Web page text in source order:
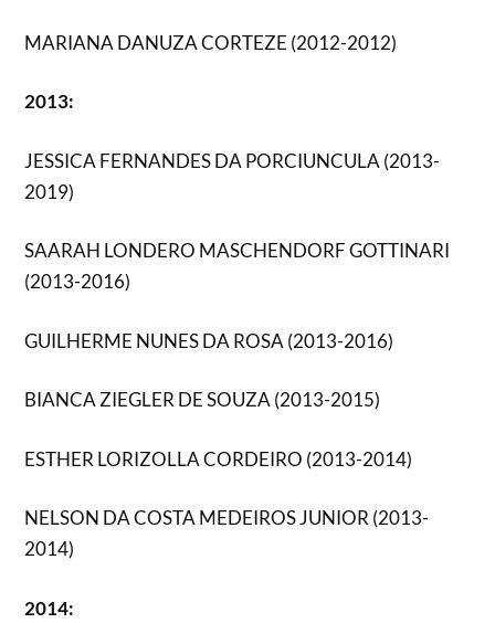
MARIANA DANUZA CORTEZE (2012-2012)
2013:
JESSICA FERNANDES DA PORCIUNCULA (2013-
2019)
SAARAH LONDERO MASCHENDORF GOTTINARI
(2013-2016)
GUILHERME NUNES DA ROSA (2013-2016)
BIANCA ZIEGLER DE SOUZA (2013-2015)
ESTHER LORIZOLLA CORDEIRO (2013-2014)
NELSON DA COSTA MEDEIROS JUNIOR (2013-
2014)
2014: